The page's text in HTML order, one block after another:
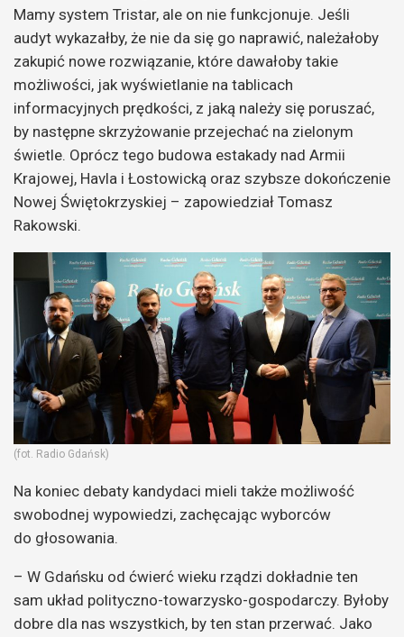
Mamy system Tristar, ale on nie funkcjonuje. Jeśli
audyt wykazałby, że nie da się go naprawić, należałoby
zakupić nowe rozwiązanie, które dawałoby takie
możliwości, jak wyświetlanie na tablicach
informacyjnych prędkości, z jaką należy się poruszać,
by następne skrzyżowanie przejechać na zielonym
świetle. Oprócz tego budowa estakady nad Armii
Krajowej, Havla i Łostowicką oraz szybsze dokończenie
Nowej Świętokrzyskiej – zapowiedział Tomasz
Rakowski.
(fot. Radio Gdańsk)
Na koniec debaty kandydaci mieli także możliwość
swobodnej wypowiedzi, zachęcając wyborców
do głosowania.
– W Gdańsku od ćwierć wieku rządzi dokładnie ten
sam układ polityczno-towarzysko-gospodarczy. Byłoby
dobre dla nas wszystkich, by ten stan przerwać. Jako